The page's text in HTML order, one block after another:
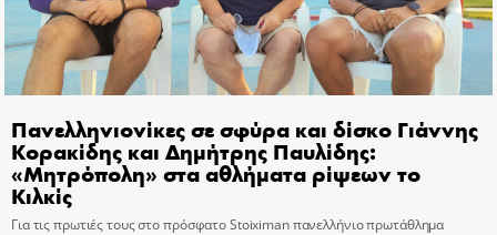
Πανελληνιονίκες σε σφύρα και δίσκο Γιάννης
Κορακίδης και Δημήτρης Παυλίδης:
«Μητρόπολη» στα αθλήματα ρίψεων το
Κιλκίς
Για τις πρωτιές τους στο πρόσφατο Stoiximan πανελλήνιο πρωτάθλημα